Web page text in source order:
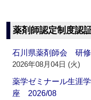
薬剤師認定制度認
石川県薬剤師会 研
2026年08月04日 (火)
薬学ゼミナール生涯
座 2026/08